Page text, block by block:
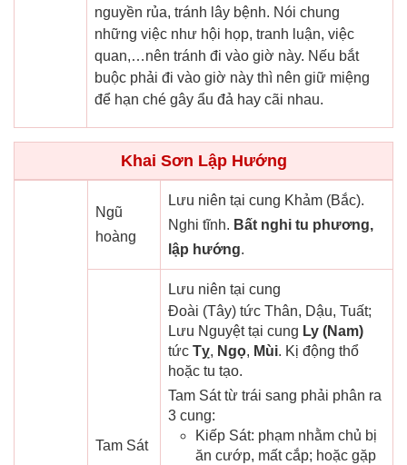
nguyền rủa, tránh lây bệnh. Nói chung
những việc như hội họp, tranh luận, việc
quan,…nên tránh đi vào giờ này. Nếu bắt
buộc phải đi vào giờ này thì nên giữ miệng
để hạn ché gây ẩu đả hay cãi nhau.
Khai Sơn Lập Hướng
Ngũ
hoàng
Lưu niên tại cung Khảm (Bắc).
Nghi tĩnh. Bất nghi tu phương,
lập hướng.
Tam Sát
Lưu niên tại cung
Đoài (Tây) tức Thân, Dậu, Tuất;
Lưu Nguyệt tại cung Ly (Nam)
tức Tỵ, Ngọ, Mùi. Kị động thổ
hoặc tu tạo.
Tam Sát từ trái sang phải phân ra
3 cung:
Kiếp Sát: phạm nhằm chủ bị
ăn cướp, mất cắp; hoặc gặp